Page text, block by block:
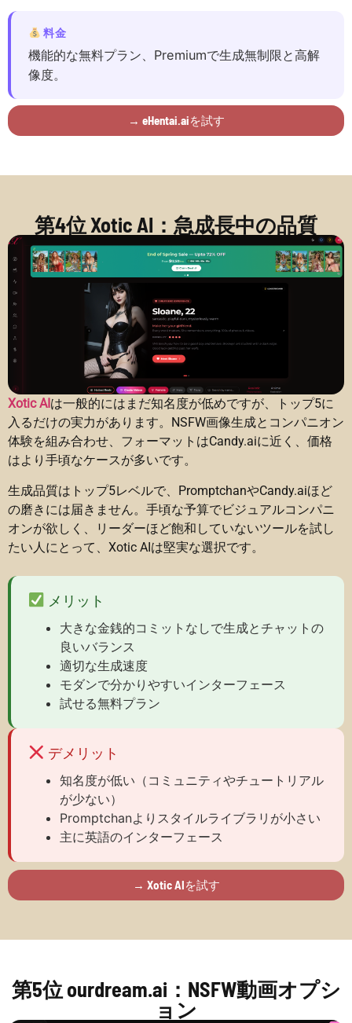
料金
機能的な無料プラン、Premiumで生成無制限と高解
像度。
→ eHentai.aiを試す
第4位 Xotic AI：急成長中の品質
Xotic AI は一般的にはまだ知名度が低めですが、トップ5に
入るだけの実力があります。NSFW画像生成とコンパニオン
体験を組み合わせ、フォーマットはCandy.aiに近く、価格
はより手頃なケースが多いです。
生成品質はトップ5レベルで、PromptchanやCandy.aiほど
の磨きには届きません。手頃な予算でビジュアルコンパニ
オンが欲しく、リーダーほど飽和していないツールを試し
たい人にとって、Xotic AIは堅実な選択です。
メリット
大きな金銭的コミットなしで生成とチャットの
良いバランス
適切な生成速度
モダンで分かりやすいインターフェース
試せる無料プラン
デメリット
知名度が低い（コミュニティやチュートリアル
が少ない）
Promptchanよりスタイルライブラリが小さい
主に英語のインターフェース
→ Xotic AIを試す
第5位 ourdream.ai：NSFW動画オプシ
ョン